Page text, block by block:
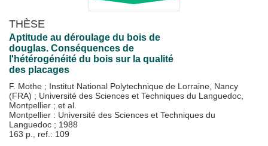
THÈSE
Aptitude au déroulage du bois de
douglas. Conséquences de
l'hétérogénéité du bois sur la qualité
des placages
F. Mothe ; Institut National Polytechnique de Lorraine, Nancy
(FRA) ; Université des Sciences et Techniques du Languedoc,
Montpellier ; et al.
Montpellier : Université des Sciences et Techniques du
Languedoc ; 1988
163 p., ref.: 109